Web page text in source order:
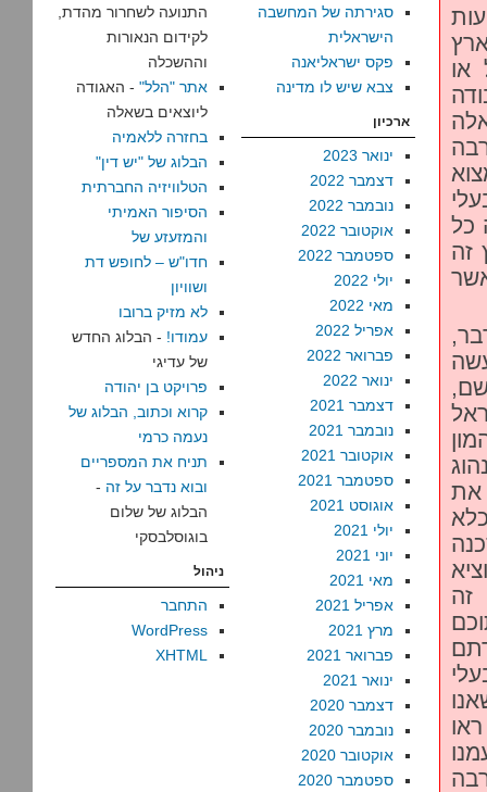
או
כל
זה
את
זה
סגירתה של המחשבה
הישראלית
פקס ישראליאנה
צבא שיש לו מדינה
ארכיון
ינואר 2023
דצמבר 2022
נובמבר 2022
אוקטובר 2022
ספטמבר 2022
יולי 2022
מאי 2022
אפריל 2022
פברואר 2022
ינואר 2022
דצמבר 2021
נובמבר 2021
אוקטובר 2021
ספטמבר 2021
אוגוסט 2021
יולי 2021
יוני 2021
מאי 2021
אפריל 2021
מרץ 2021
פברואר 2021
ינואר 2021
דצמבר 2020
נובמבר 2020
אוקטובר 2020
ספטמבר 2020
התנועה לשחרור מהדת,
לקידום הנאורות
וההשכלה
אתר "הלל" - האגודה
ליוצאים בשאלה
בחזרה ללאמיה
הבלוג של "יש דין"
הטלוויזיה החברתית
הסיפור האמיתי
והמזעזע של
חדו"ש – לחופש דת
ושוויון
לא מזיק ברובו
עמודו! - הבלוג החדש
של עדיגי
פרויקט בן יהודה
קרוא וכתוב, הבלוג של
נעמה כרמי
תניח את המספריים
ובוא נדבר על זה -
הבלוג של שלום
בוגוסלבסקי
ניהול
התחבר
WordPress
XHTML